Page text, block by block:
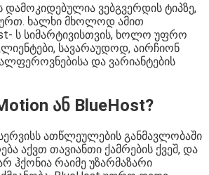
დამოკიდებულია ვებგვერდის ტიპზე,
ხალხი მხოლოდ ამით
ს სიმარტივისთვის, ხოლო უფრო
სავარაუდოდ, აირჩიონ
და ვარიანტების
ან BlueHost?
ათწლეულების განმავლობაში
აქვთ თავიანთი ქამრების ქვეშ, და
ჰქონია რაიმე უზარმაზარი